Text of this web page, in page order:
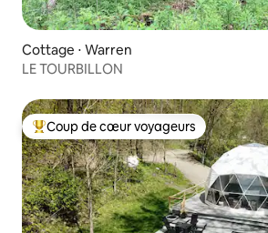
Cottage ⋅ Warren
LE TOURBILLON
Coups de cœur voyageurs les plus
Coup de cœur voyageurs